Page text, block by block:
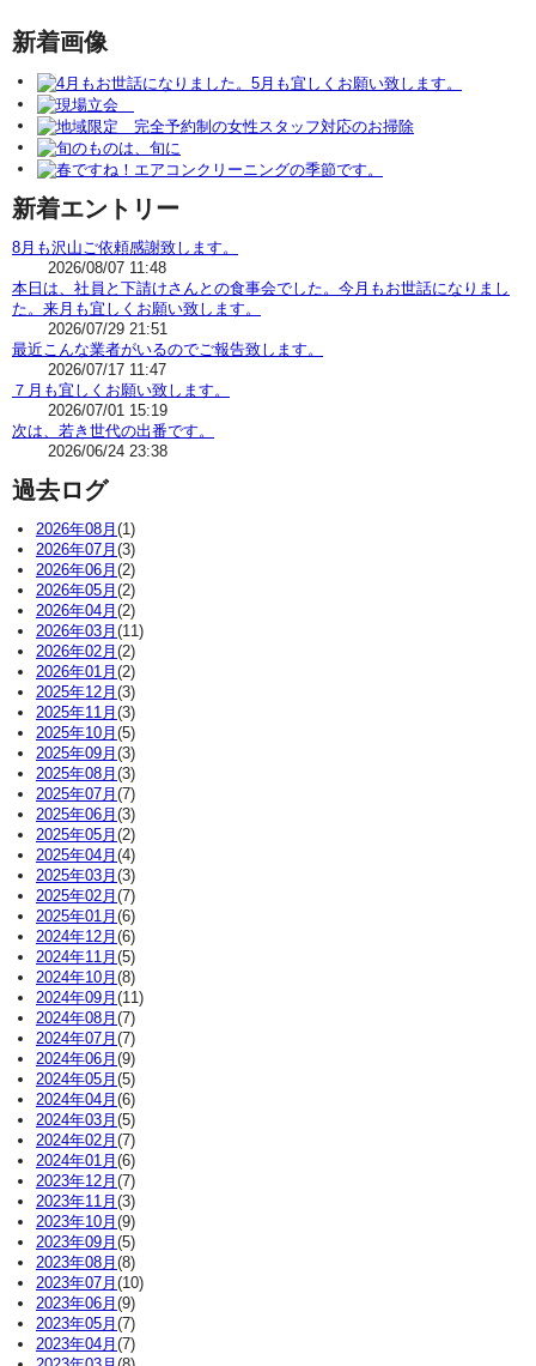
新着画像
新着エントリー
8月も沢山ご依頼感謝致します。
2026/08/07 11:48
本日は、社員と下請けさんとの食事会でした。今月もお世話になりまし
た。来月も宜しくお願い致します。
2026/07/29 21:51
最近こんな業者がいるのでご報告致します。
2026/07/17 11:47
７月も宜しくお願い致します。
2026/07/01 15:19
次は、若き世代の出番です。
2026/06/24 23:38
過去ログ
2026年08月 (1)
2026年07月 (3)
2026年06月 (2)
2026年05月 (2)
2026年04月 (2)
2026年03月 (11)
2026年02月 (2)
2026年01月 (2)
2025年12月 (3)
2025年11月 (3)
2025年10月 (5)
2025年09月 (3)
2025年08月 (3)
2025年07月 (7)
2025年06月 (3)
2025年05月 (2)
2025年04月 (4)
2025年03月 (3)
2025年02月 (7)
2025年01月 (6)
2024年12月 (6)
2024年11月 (5)
2024年10月 (8)
2024年09月 (11)
2024年08月 (7)
2024年07月 (7)
2024年06月 (9)
2024年05月 (5)
2024年04月 (6)
2024年03月 (5)
2024年02月 (7)
2024年01月 (6)
2023年12月 (7)
2023年11月 (3)
2023年10月 (9)
2023年09月 (5)
2023年08月 (8)
2023年07月 (10)
2023年06月 (9)
2023年05月 (7)
2023年04月 (7)